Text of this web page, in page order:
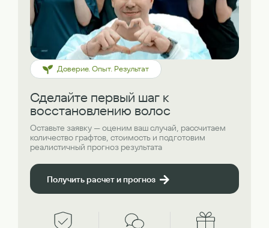
Доверие. Опыт. Результат
Сделайте первый шаг к
восстановлению волос
Оставьте заявку — оценим ваш случай, рассчитаем
количество графтов, стоимость и подготовим
реалистичный прогноз результата
Получить расчет и прогноз